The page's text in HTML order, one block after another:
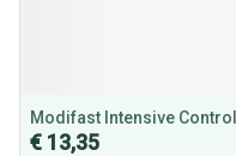
Modifast Intensive
€ 13,35